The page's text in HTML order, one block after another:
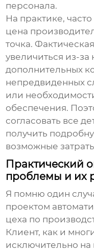
персонала.
На практике,
цена
точка.
увеличиться из-
дополнительных
непредвиденных
или
обеспечения.
согласовать все
получить
возможные
Практический
проблемы и их
Я помню один
проектом
цеха по
Клиент, как и
исключительно на